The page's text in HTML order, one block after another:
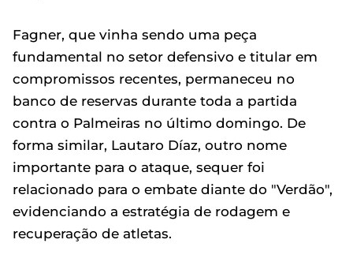
Fagner, que vinha sendo uma peça
fundamental no setor defensivo e titular em
compromissos recentes, permaneceu no
banco de reservas durante toda a partida
contra o Palmeiras no último domingo. De
forma similar, Lautaro Díaz, outro nome
importante para o ataque, sequer foi
relacionado para o embate diante do "Verdão",
evidenciando a estratégia de rodagem e
recuperação de atletas.